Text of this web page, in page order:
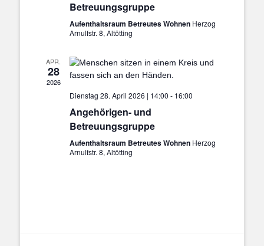
Betreuungsgruppe
Aufenthaltsraum Betreutes Wohnen Herzog
Arnulfstr. 8, Altötting
APR.
28
2026
Dienstag 28. April 2026 | 14:00 - 16:00
Angehörigen- und
Betreuungsgruppe
Aufenthaltsraum Betreutes Wohnen Herzog
Arnulfstr. 8, Altötting